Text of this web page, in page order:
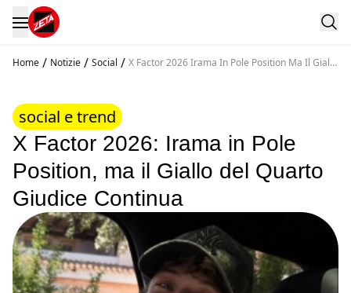
Home / Notizie / Social / X Factor 2026 Irama In Pole Position Ma Il Giallo
social e trend
X Factor 2026: Irama in Pole
Position, ma il Giallo del Quarto
Giudice Continua